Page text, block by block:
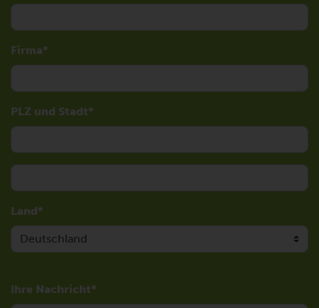
Firma
PLZ und Stadt
Land
Ihre Nachricht